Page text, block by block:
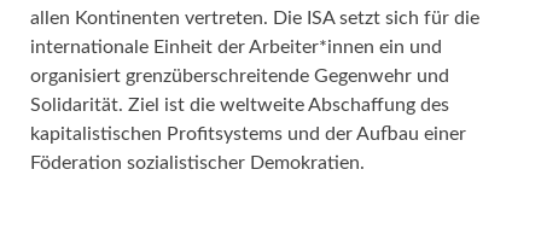
allen Kontinenten vertreten. Die ISA setzt sich für die
internationale Einheit der Arbeiter*innen ein und
organisiert grenzüberschreitende Gegenwehr und
Solidarität. Ziel ist die weltweite Abschaffung des
kapitalistischen Profitsystems und der Aufbau einer
Föderation sozialistischer Demokratien.